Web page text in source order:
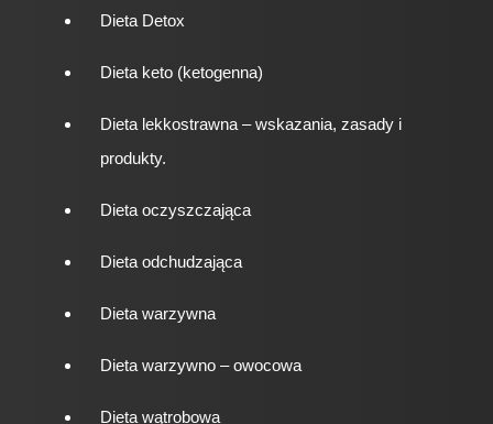
Dieta Detox
Dieta keto (ketogenna)
Dieta lekkostrawna – wskazania, zasady i
produkty.
Dieta oczyszczająca
Dieta odchudzająca
Dieta warzywna
Dieta warzywno – owocowa
Dieta wątrobowa